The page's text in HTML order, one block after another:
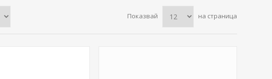
Показвай на страница